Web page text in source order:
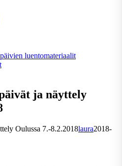
luentomateriaalit
ja näyttely
Oulussa 7.-8.2.2018laura2018-